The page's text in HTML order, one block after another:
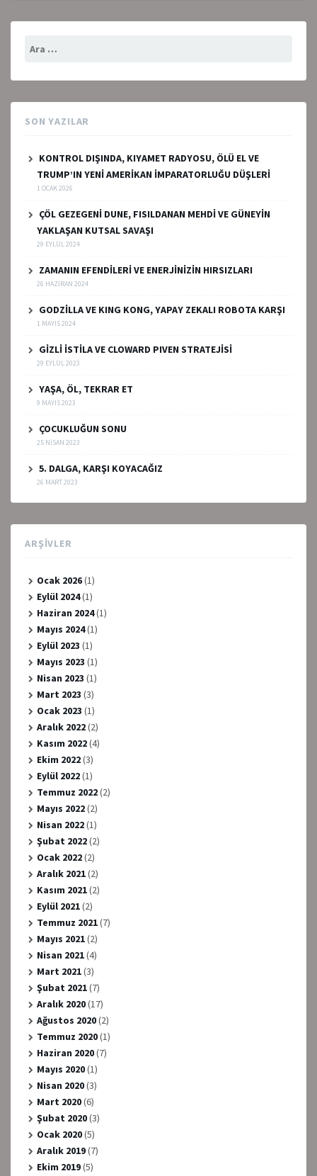
SON YAZILAR
KONTROL DIŞINDA, KIYAMET RADYOSU, ÖLÜ EL VE
TRUMP’IN YENİ AMERİKAN İMPARATORLUĞU DÜŞLERİ
1 OCAK 2026
ÇÖL GEZEGENİ DUNE, FISILDANAN MEHDİ VE GÜNEYİN
YAKLAŞAN KUTSAL SAVAŞI
29 EYLÜL 2024
ZAMANIN EFENDİLERİ VE ENERJİNİZİN HIRSIZLARI
26 HAZIRAN 2024
GODZİLLA VE KING KONG, YAPAY ZEKALI ROBOTA KARŞI
1 MAYIS 2024
GİZLİ İSTİLA VE CLOWARD PIVEN STRATEJİSİ
29 EYLÜL 2023
YAŞA, ÖL, TEKRAR ET
9 MAYIS 2023
ÇOCUKLUĞUN SONU
25 NISAN 2023
5. DALGA, KARŞI KOYACAĞIZ
26 MART 2023
ARŞIVLER
Ocak 2026(1)
Eylül 2024(1)
Haziran 2024(1)
Mayıs 2024(1)
Eylül 2023 (1)
Mayıs 2023 (1)
Nisan 2023 (1)
Mart 2023 (3)
Ocak 2023 (1)
Aralık 2022(2)
Kasım 2022(4)
Ekim 2022(3)
Eylül 2022(1)
Temmuz 2022(2)
Mayıs 2022(2)
Nisan 2022(1)
Şubat 2022(2)
Ocak 2022(2)
Aralık 2021(2)
Kasım 2021(2)
Eylül 2021(2)
Temmuz 2021(7)
Mayıs 2021(2)
Nisan 2021(4)
Mart 2021(3)
Şubat 2021(7)
Aralık 2020(17)
Ağustos 2020(2)
Temmuz 2020(1)
Haziran 2020(7)
Mayıs 2020(1)
Nisan 2020(3)
Mart 2020(6)
Şubat 2020(3)
Ocak 2020(5)
Aralık 2019(7)
Ekim 2019(5)